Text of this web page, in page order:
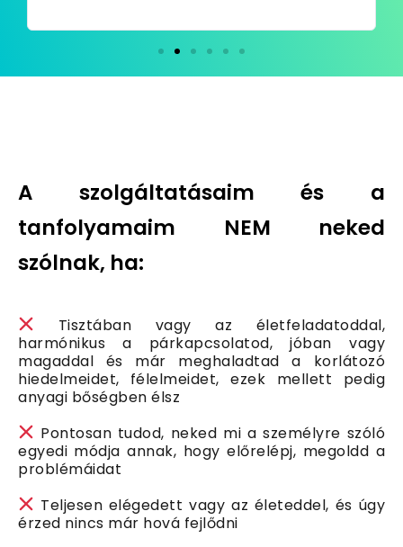
A szolgáltatásaim és a
tanfolyamaim NEM neked
szólnak, ha:
Tisztában vagy az életfeladatoddal,
harmónikus a párkapcsolatod, jóban vagy
magaddal és már meghaladtad a korlátozó
hiedelmeidet, félelmeidet, ezek mellett pedig
anyagi bőségben élsz
Pontosan tudod, neked mi a személyre szóló
egyedi módja annak, hogy előrelépj, megoldd a
problémáidat
Teljesen elégedett vagy az életeddel, és úgy
érzed nincs már hová fejlődni